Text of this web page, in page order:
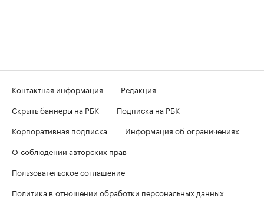
Контактная информация
Редакция
Скрыть баннеры на РБК
Подписка на РБК
Корпоративная подписка
Информация об ограничениях
О соблюдении авторских прав
Пользовательское соглашение
Политика в отношении обработки персональных данных